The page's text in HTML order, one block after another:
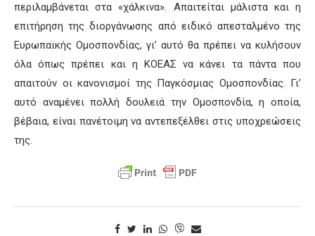
περιλαμβάνεται στα «χάλκινα». Απαιτείται μάλιστα και η
επιτήρηση της διοργάνωσης από ειδικό απεσταλμένο της
Ευρωπαϊκής Ομοσπονδίας, γι’ αυτό θα πρέπει να κυλήσουν
όλα όπως πρέπει και η ΚΟΕΑΣ να κάνει τα πάντα που
απαιτούν οι κανονισμοί της Παγκόσμιας Ομοσπονδίας. Γι’
αυτό αναμένει πολλή δουλειά την Ομοσπονδία, η οποία,
βέβαια, είναι πανέτοιμη να αντεπεξέλθει στις υποχρεώσεις
της.